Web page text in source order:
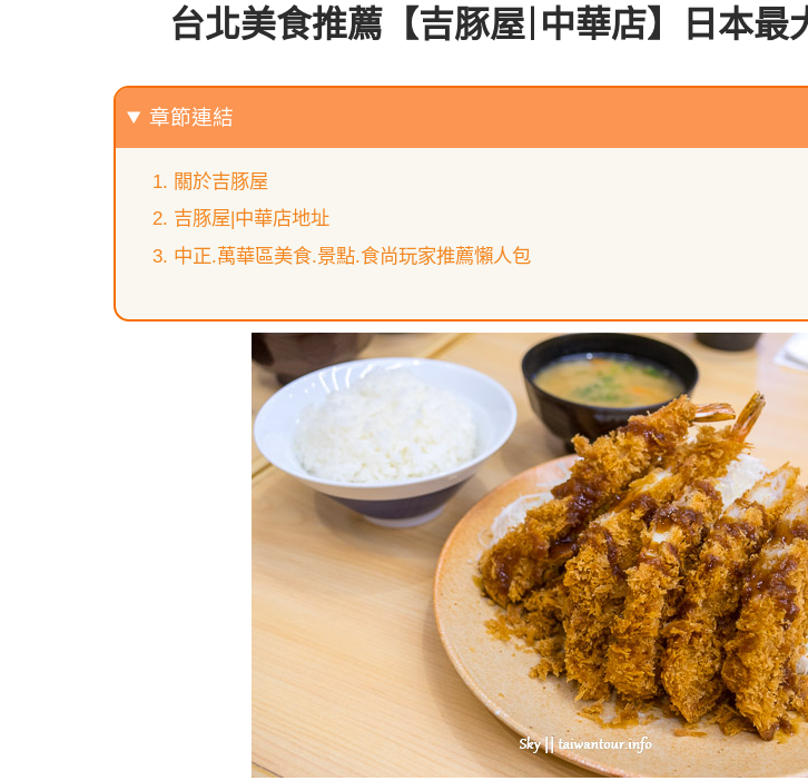
台北美食推薦【吉豚屋|中華店】日本最
章節連結
關於吉豚屋
吉豚屋|中華店地址
中正.萬華區美食.景點.食尚玩家推薦懶人包